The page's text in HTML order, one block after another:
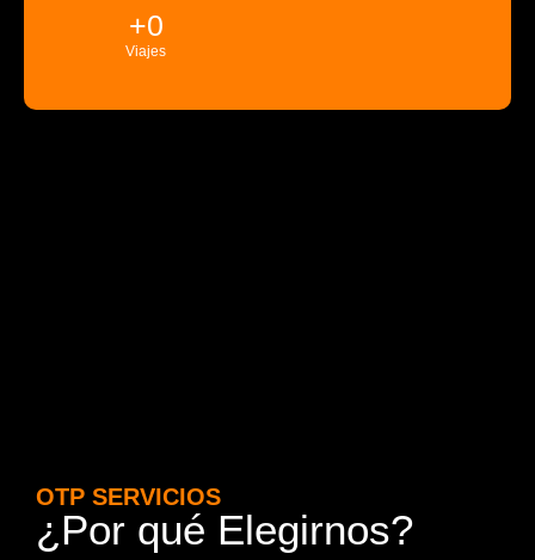
Viajes
+0
OTP SERVICIOS
¿Por qué Elegirnos?